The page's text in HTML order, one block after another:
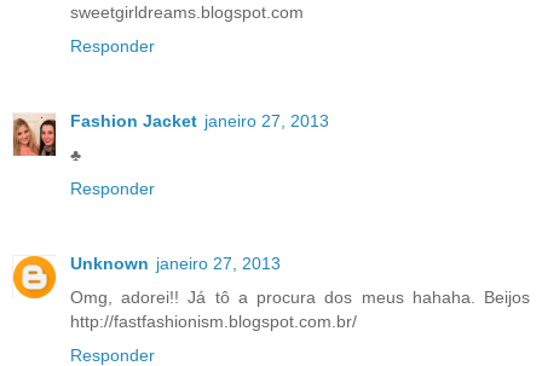
sweetgirldreams.blogspot.com
Responder
Fashion Jacket janeiro 27, 2013
♣
Responder
Unknown janeiro 27, 2013
Omg, adorei!! Já tô a procura dos meus hahaha. Beijos
http://fastfashionism.blogspot.com.br/
Responder